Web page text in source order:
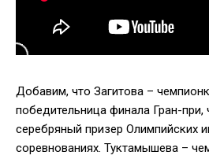
Добавим, что Загитова –
победительница финала Гран-при,
серебряный призер Олимпийских
соревнованиях. Туктамышева –